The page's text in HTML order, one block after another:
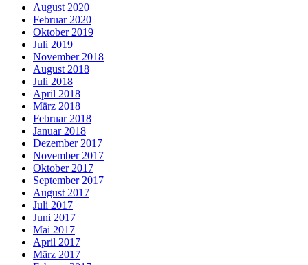
August 2020
Februar 2020
Oktober 2019
Juli 2019
November 2018
August 2018
Juli 2018
April 2018
März 2018
Februar 2018
Januar 2018
Dezember 2017
November 2017
Oktober 2017
September 2017
August 2017
Juli 2017
Juni 2017
Mai 2017
April 2017
März 2017